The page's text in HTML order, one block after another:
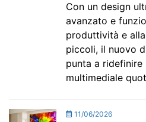
Con un design
avanzato e
produttività e
piccoli, il nuovo
punta a ridefinire
multimediale
11/06/2026